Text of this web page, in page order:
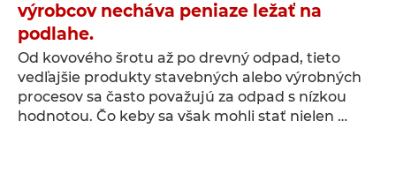
výrobcov necháva peniaze ležať na
podlahe.
Od kovového šrotu až po drevný odpad, tieto
vedľajšie produkty stavebných alebo výrobných
procesov sa často považujú za odpad s nízkou
hodnotou. Čo keby sa však mohli stať nielen …